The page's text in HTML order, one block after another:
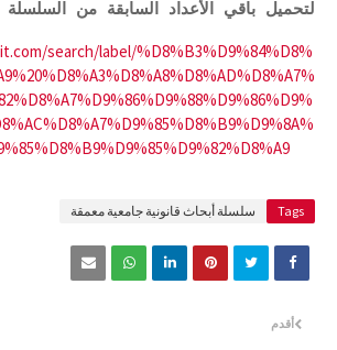
لتحميل باقي الأعداد السابقة من السلسلة لل
search/label/%D8%B3%D9%84%D8%
Tags سلسلة أبحاث قانونية جامعية معمقة
أقدم